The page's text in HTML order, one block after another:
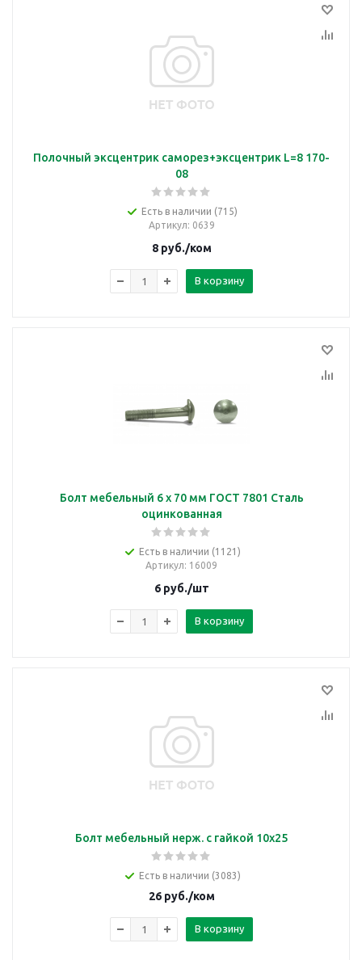
Полочный эксцентрик саморез+эксцентрик L=8 170-
08
Есть в наличии (715)
Артикул: 0639
8руб./ком
В корзину
Болт мебельный 6 х 70 мм ГОСТ 7801 Сталь
оцинкованная
Есть в наличии (1121)
Артикул: 16009
6руб./шт
В корзину
Болт мебельный нерж. с гайкой 10х25
Есть в наличии (3083)
26руб./ком
В корзину